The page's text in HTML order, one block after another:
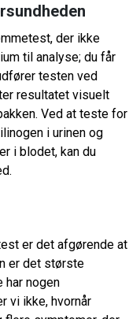
der ikke
til analyse; du får
testen ved
resultatet visuelt
Ved at teste for
i urinen og
i blodet, kan du
er det afgørende at
er det største
har nogen
vi ikke, hvornår